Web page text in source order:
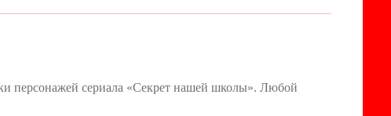
персонажей сериала «Секрет нашей школы». Любой